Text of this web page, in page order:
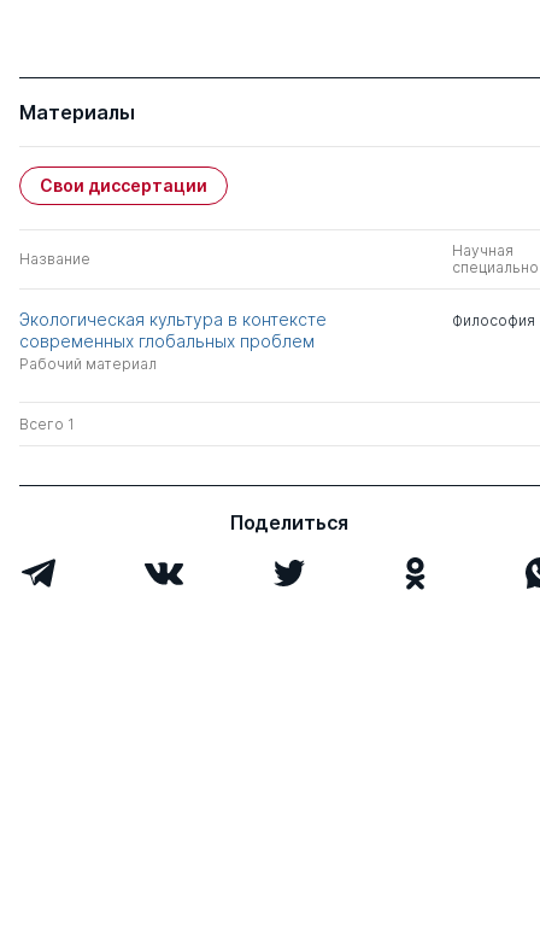
Материалы
Свои диссертации
Название
Научная
Экологическая культура в контексте
современных глобальных проблем
Рабочий материал
Философия
Всего 1
Поделиться